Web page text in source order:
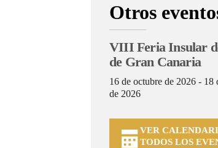
Otros
VIII Feria Insular
de Gran Canaria
16 de octubre de 2026 - 18
de 2026
VER
TODOS LOS